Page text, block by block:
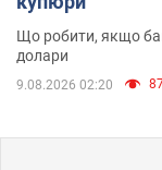
Що робити, якщо
долари
9.08.2026 02:20